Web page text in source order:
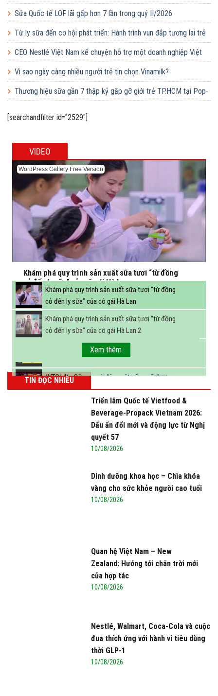
Sữa Quốc tế LOF lãi gấp hơn 7 lần trong quý II/2026
Từ ly sữa đến cơ hội phát triển: Hành trình vun đắp tương lai trẻ
em Việt của Vinamilk
CEO Nestlé Việt Nam kể chuyện hỗ trợ một doanh nghiệp Việt
tăng quy mô gấp 10 lần
Vì sao ngày càng nhiều người trẻ tin chọn Vinamilk?
Thương hiệu sữa gần 7 thập kỷ gặp gỡ giới trẻ TP.HCM tại Pop-
[searchandfilter id="2529"]
VIDEO
WordPress Gallery Free Version
Khám phá quy trình sản xuất sữa tươi “từ đồng
cỏ đến ly sữa” của cô gái Hà Lan
Khám phá quy trình sản xuất sữa tươi “từ đồng
cỏ đến ly sữa” của cô gái Hà Lan
Khám phá quy trình sản xuất sữa tươi “từ đồng
cỏ đến ly sữa” của cô gái Hà Lan 2
FBNC - Ngành sữa hướng tới mục tiêu 3,4 tỷ lít
sữa vào năm 2025
(VTC14) - Sữa ngoại, động vật sống sẽ được
miễn thuế nhập khẩu
Xem thêm
TIN ĐỌC NHIỀU
Triển lãm Quốc tế Vietfood &
Beverage-Propack Vietnam 2026:
Dấu ấn đổi mới và động lực từ Nghị
quyết 57
10/08/2026
Dinh dưỡng khoa học – Chìa khóa
vàng cho sức khỏe người cao tuổi
10/08/2026
Quan hệ Việt Nam – New
Zealand: Hướng tới chân trời mới
của hợp tác
10/08/2026
Nestlé, Walmart, Coca-Cola và cuộc
đua thích ứng với hành vi tiêu dùng
thời GLP-1
10/08/2026